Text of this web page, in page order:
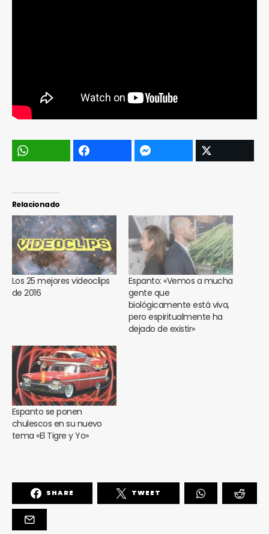
Relacionado
Los 25 mejores videoclips
de 2016
Espanto: «Vemos a mucha
gente que
biológicamente está viva,
pero espiritualmente ha
dejado de existir»
Espanto se ponen
chulescos en su nuevo
tema «El Tigre y Yo»
SHARE TWEET